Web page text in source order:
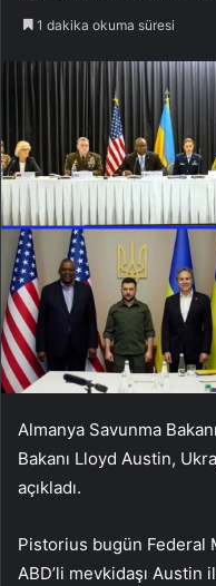
1 dakika okuma süresi
Almanya Savunma
Bakanı Lloyd Austin,
açıkladı.
Pistorius bugün Federal
ABD’li mevkidaşı Austin